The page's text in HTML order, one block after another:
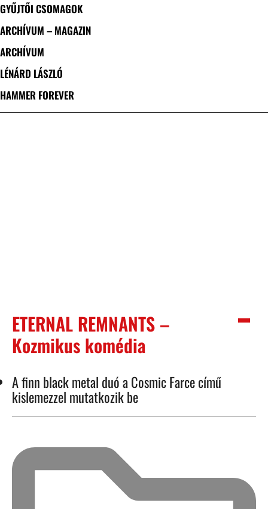
GYŰJTŐI CSOMAGOK
ARCHÍVUM – MAGAZIN
ARCHÍVUM
LÉNÁRD LÁSZLÓ
HAMMER FOREVER
ETERNAL REMNANTS –
Kozmikus komédia
A finn black metal duó a Cosmic Farce című
kislemezzel mutatkozik be